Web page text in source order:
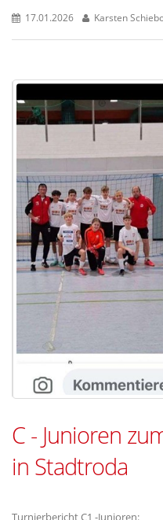
17.01.2026 Karsten
C - Junioren
in Stadtroda
Turnierbericht C1 -Junioren: